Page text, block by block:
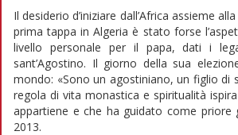
Il desiderio d’iniziare dall’Africa assieme
prima tappa in Algeria è stato forse
livello personale per il papa, dati i
sant’Agostino. Il giorno della sua
mondo: «Sono un agostiniano, un figlio di
regola di vita monastica e spiritualità
appartiene e che ha guidato come priore
2013.